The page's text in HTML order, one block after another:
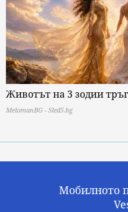
Животът на 3 зодии
MelomanBG - Sled5.bg
Мобилното